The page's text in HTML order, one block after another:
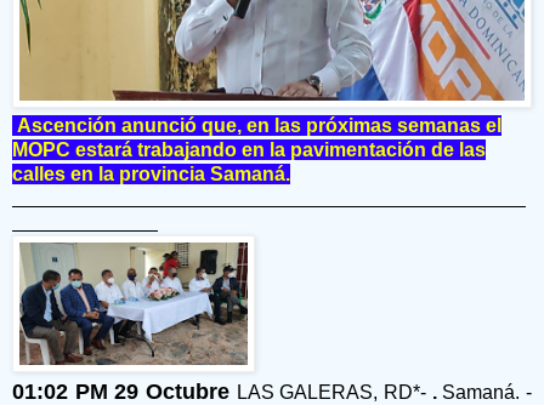
Ascención anunció que, en las próximas semanas el
MOPC estará trabajando en la pavimentación de las
calles en la provincia Samaná.
01:02 PM 29 Octubre LAS GALERAS, RD*- .Samaná. -